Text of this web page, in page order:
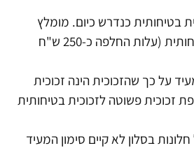
בטיחותית כנדרש כיום. מומלץ
לקבל אישור על כך. במידה ולא יהיה צורך בהחלפת זכוכית פשוטה לזכוכית בטיחותית (עלות החלפה כ-250 ש"ח
על כך שהזכוכית הינה זכוכית
זכוכית פשוטה לזכוכית בטיחותית
תחתון של חלונות בסלון לא קיים סימון המעיד